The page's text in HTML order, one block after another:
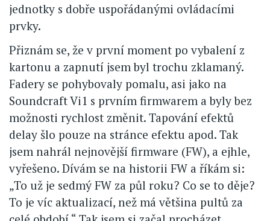
jednotky s dobře uspořádanými ovládacími
prvky.
Přiznám se, že v první moment po vybalení z
kartonu a zapnutí jsem byl trochu zklamaný.
Fadery se pohybovaly pomalu, asi jako na
Soundcraft Vi1 s prvním firmwarem a byly bez
možnosti rychlost změnit. Tapování efektů
delay šlo pouze na stránce efektu apod. Tak
jsem nahrál nejnovější firmware (FW), a ejhle,
vyřešeno. Dívám se na historii FW a říkám si:
„To už je sedmý FW za půl roku? Co se to děje?
To je víc aktualizací, než má většina pultů za